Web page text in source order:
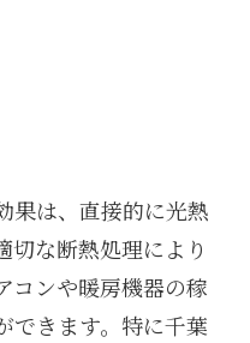
果は、直接的に光熱
切な断熱処理により
コンや暖房機器の稼
できます。特に千葉